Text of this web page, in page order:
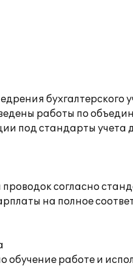
бухгалтерского
работы по
под стандарты
согласно
на полное
обучение работе и